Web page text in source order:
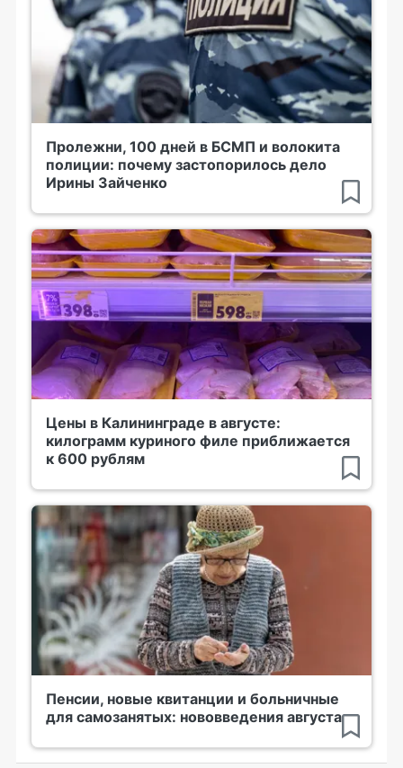
Пролежни, 100 дней в БСМП и волокита
полиции: почему застопорилось дело
Ирины Зайченко
Цены в Калининграде в августе:
килограмм куриного филе приближается
к 600 рублям
Пенсии, новые квитанции и больничные
для самозанятых: нововведения августа